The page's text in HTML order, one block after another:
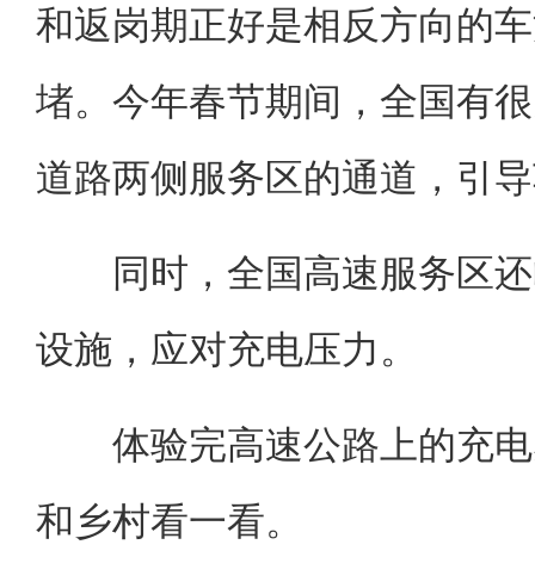
和返岗期正好是相反方向的
堵。今年春节期间，全国有
道路两侧服务区的通道，引
同时，全国高速服务区还
设施，应对充电压力。
体验完高速公路上的充电
和乡村看一看。